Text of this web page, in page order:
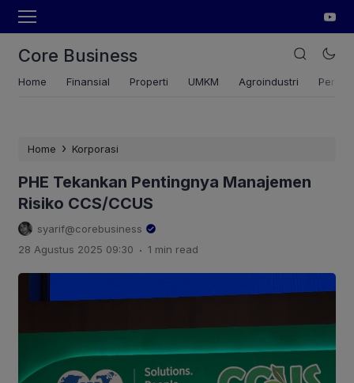
Core Business
Home Finansial Properti UMKM Agroindustri
Home › Korporasi
PHE Tekankan Pentingnya Manajemen
Risiko CCS/CCUS
syarif@corebusiness
28 Agustus 2025 09:30 . 1 min read